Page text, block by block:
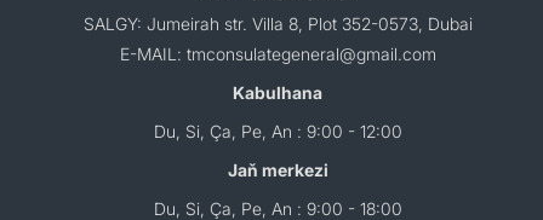
SALGY: Jumeirah str. Villa 8, Plot 352-0573, Dubai
E-MAIL: tmconsulategeneral@gmail.com
Kabulhana
Du, Si, Ça, Pe, An : 9:00 - 12:00
Jaň merkezi
Du, Si, Ça, Pe, An : 9:00 - 18:00